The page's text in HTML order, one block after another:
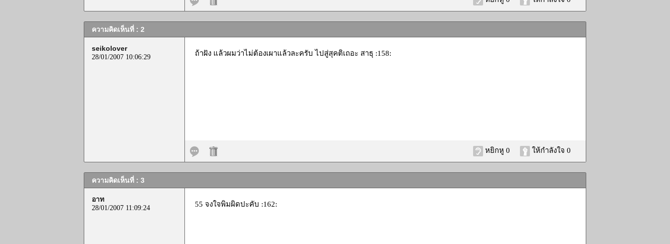
ความคิดเห็นที่ : 2
seikolover
28/01/2007 10:06:29 ถ้าฝัง แล้วผมว่าไม่ต้องเผาแล้วละครับ ไปสู่สุคติเถอะ สาธุ :158:
ให้กำลังใจ 0
หยิกหู 0
ความคิดเห็นที่ : 3
อาท
28/01/2007 11:09:24 55 จงใจพิมผิดปะคับ :162: